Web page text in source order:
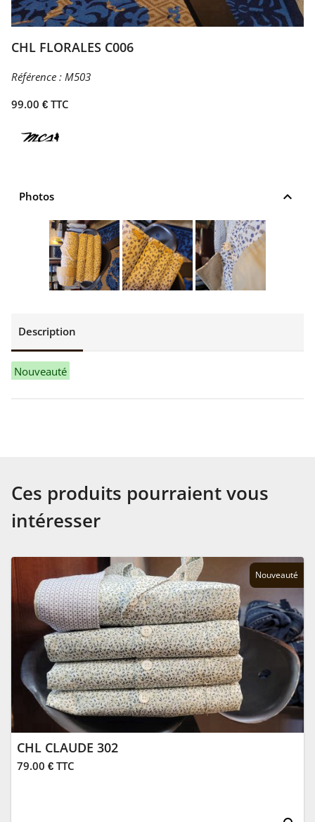
CHL FLORALES C006
Référence : M503
99.00 € TTC
Photos keyboard_arrow_up
Description
Nouveauté
Ces produits pourraient vous
intéresser
Nouveauté
CHL CLAUDE 302
79.00 € TTC